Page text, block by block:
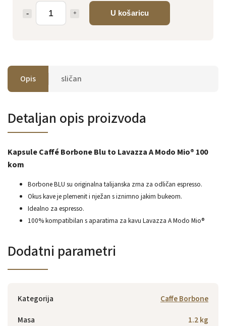
U košaricu
Opis sličan
Detaljan opis proizvoda
Kapsule Caffé Borbone Blu to Lavazza A Modo Mio® 100
kom
Borbone BLU su originalna talijanska zrna za odličan espresso.
Okus kave je plemenit i nježan s iznimno jakim bukeom.
Idealno za espresso.
100% kompatibilan s aparatima za kavu Lavazza A Modo Mio®
Dodatni parametri
Kategorija
Caffe Borbone
Masa
1.2 kg